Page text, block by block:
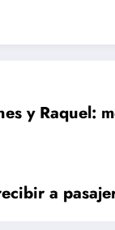
y Raquel:
a